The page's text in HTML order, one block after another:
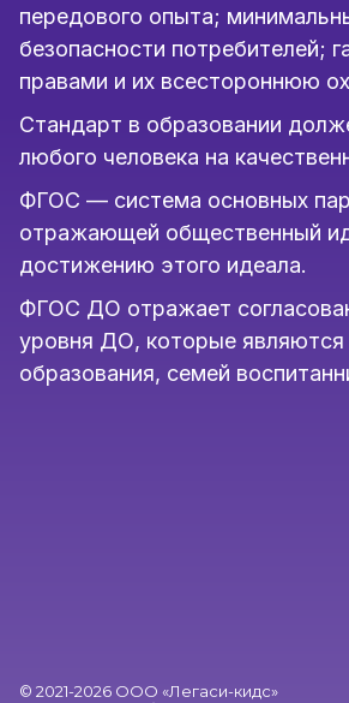
передового опыта;
безопасности потребителей;
правами и их всестороннюю
Стандарт в образовании
любого человека на
ФГОС — система основных
отражающей общественный
достижению этого идеала.
ФГОС ДО отражает
уровня ДО, которые являются
образования, семей
© 2021-2026 ООО «Легаси-­кидс»